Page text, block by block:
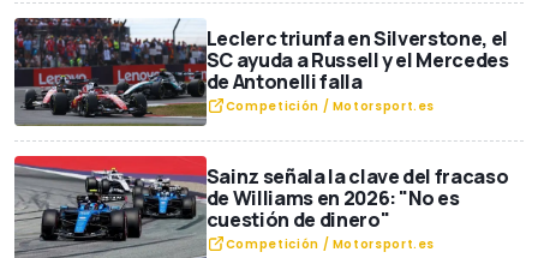
Leclerc triunfa en Silverstone, el
SC ayuda a Russell y el Mercedes
de Antonelli falla
Competición / Motorsport.es
Sainz señala la clave del fracaso
de Williams en 2026: "No es
cuestión de dinero"
Competición / Motorsport.es